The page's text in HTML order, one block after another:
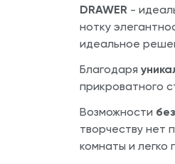
DRAWER -
нотку
идеальное
Благодаря
прикроватного
Возможности
творчеству нет
комнаты и